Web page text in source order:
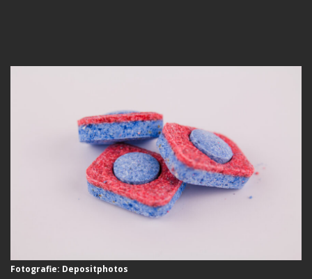
Fotografie: Depositphotos